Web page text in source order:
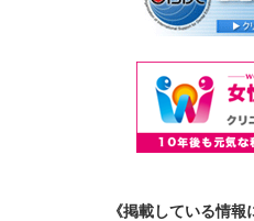
《掲載している情報